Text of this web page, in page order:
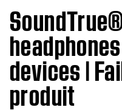
devices |
produit